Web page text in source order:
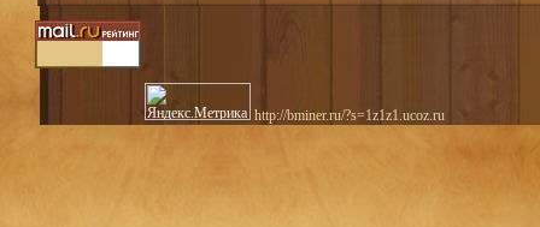
http://bminer.ru/?s=1z1z1.ucoz.ru